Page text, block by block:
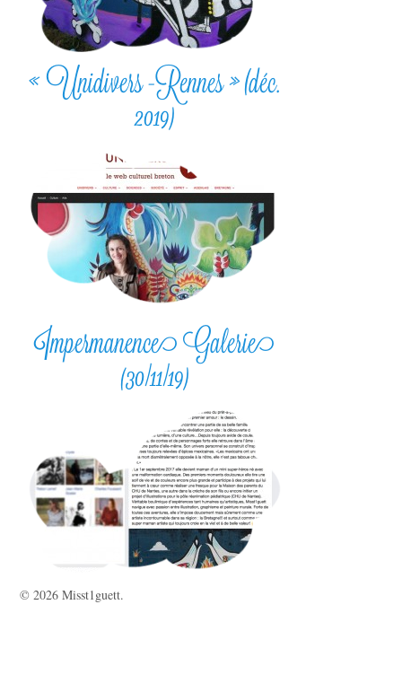
« Unidivers -Rennes » (déc.
2019)
Impermanence Galerie
(30/11/19)
© 2026 Misst1guett.